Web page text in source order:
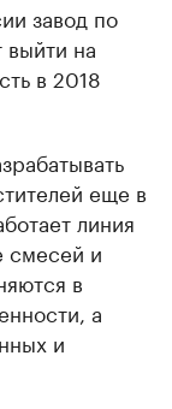
завод по
на
в 2018
еще в
линия
смесей и
в
а
и